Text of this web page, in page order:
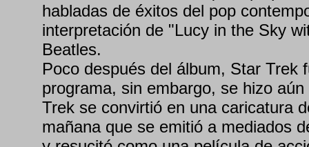
habladas de éxitos del pop
interpretación de "Lucy in the Sky
Beatles.
Poco después del álbum, Star Trek
programa, sin embargo, se hizo
Trek se convirtió en una caricatura
mañana que se emitió a mediados